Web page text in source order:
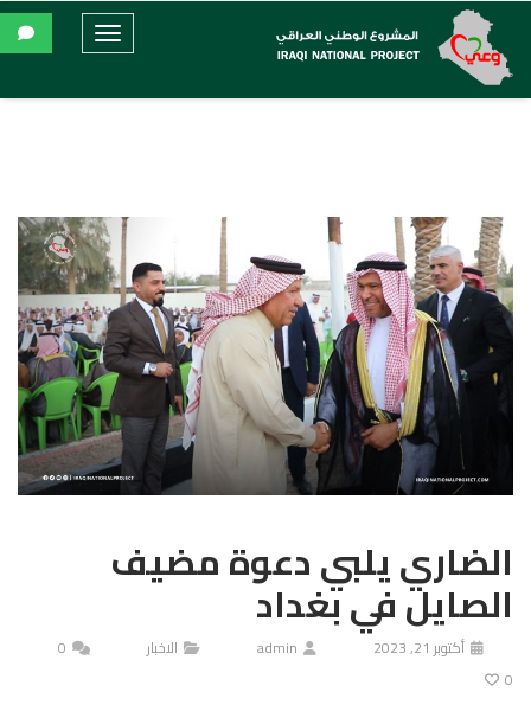
الضاري يلبي دعوة مضيف
الصايل في بغداد
أكتوبر 21, 2023 admin الاخبار
0
0